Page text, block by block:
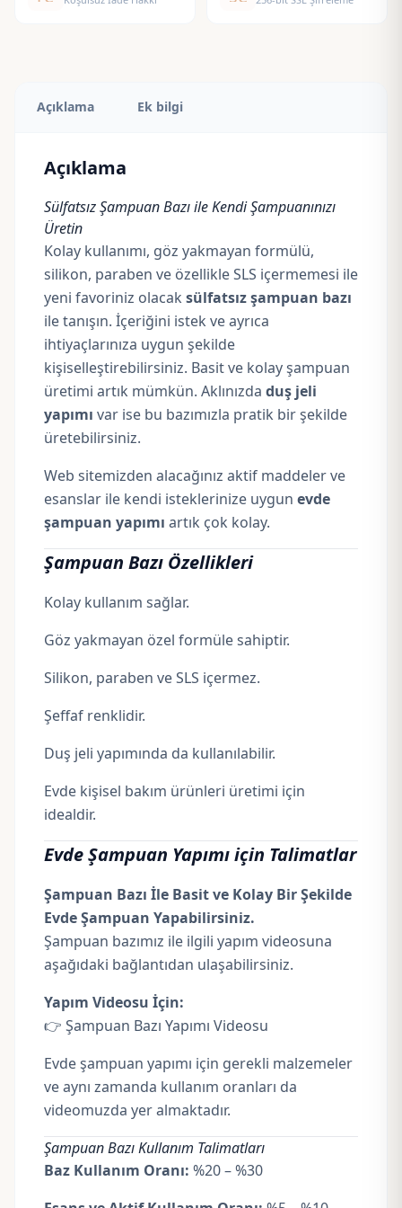
Açıklama Ek bilgi
Açıklama
Sülfatsız Şampuan Bazı ile Kendi Şampuanınızı
Üretin
Kolay kullanımı, göz yakmayan formülü,
silikon, paraben ve özellikle SLS içermemesi ile
yeni favoriniz olacak sülfatsız şampuan bazı
ile tanışın. İçeriğini istek ve ayrıca
ihtiyaçlarınıza uygun şekilde
kişiselleştirebilirsiniz. Basit ve kolay şampuan
üretimi artık mümkün. Aklınızda duş jeli
yapımı var ise bu bazımızla pratik bir şekilde
üretebilirsiniz.
Web sitemizden alacağınız aktif maddeler ve
esanslar ile kendi isteklerinize uygun evde
şampuan yapımı artık çok kolay.
Şampuan Bazı Özellikleri
Kolay kullanım sağlar.
Göz yakmayan özel formüle sahiptir.
Silikon, paraben ve SLS içermez.
Şeffaf renklidir.
Duş jeli yapımında da kullanılabilir.
Evde kişisel bakım ürünleri üretimi için
idealdir.
Evde Şampuan Yapımı için Talimatlar
Şampuan Bazı İle Basit ve Kolay Bir Şekilde
Evde Şampuan Yapabilirsiniz.
Şampuan bazımız ile ilgili yapım videosuna
aşağıdaki bağlantıdan ulaşabilirsiniz.
Yapım Videosu İçin:
👉 Şampuan Bazı Yapımı Videosu
Evde şampuan yapımı için gerekli malzemeler
ve aynı zamanda kullanım oranları da
videomuzda yer almaktadır.
Şampuan Bazı Kullanım Talimatları
Baz Kullanım Oranı: %20 – %30